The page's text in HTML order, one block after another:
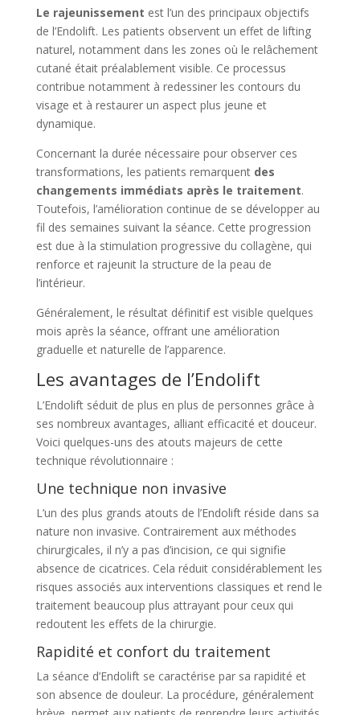
Le rajeunissement est l’un des principaux objectifs
de l’Endolift. Les patients observent un effet de lifting
naturel, notamment dans les zones où le relâchement
cutané était préalablement visible. Ce processus
contribue notamment à redessiner les contours du
visage et à restaurer un aspect plus jeune et
dynamique.
Concernant la durée nécessaire pour observer ces
transformations, les patients remarquent des
changements immédiats après le traitement.
Toutefois, l’amélioration continue de se développer au
fil des semaines suivant la séance. Cette progression
est due à la stimulation progressive du collagène, qui
renforce et rajeunit la structure de la peau de
l’intérieur.
Généralement, le résultat définitif est visible quelques
mois après la séance, offrant une amélioration
graduelle et naturelle de l’apparence.
Les avantages de l’Endolift
L’Endolift séduit de plus en plus de personnes grâce à
ses nombreux avantages, alliant efficacité et douceur.
Voici quelques-uns des atouts majeurs de cette
technique révolutionnaire :
Une technique non invasive
L’un des plus grands atouts de l’Endolift réside dans sa
nature non invasive. Contrairement aux méthodes
chirurgicales, il n’y a pas d’incision, ce qui signifie
absence de cicatrices. Cela réduit considérablement les
risques associés aux interventions classiques et rend le
traitement beaucoup plus attrayant pour ceux qui
redoutent les effets de la chirurgie.
Rapidité et confort du traitement
La séance d’Endolift se caractérise par sa rapidité et
son absence de douleur. La procédure, généralement